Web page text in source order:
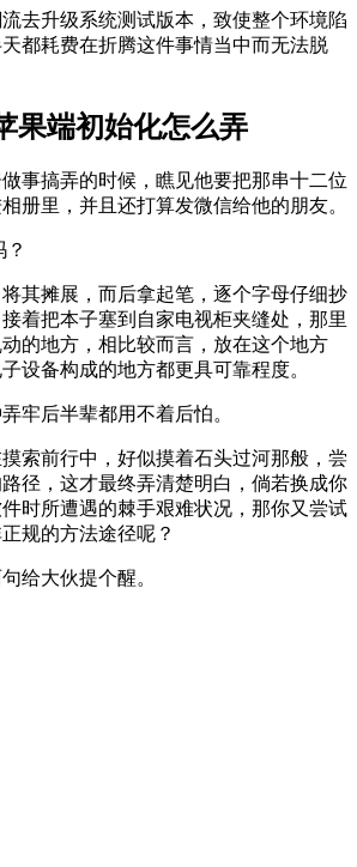
去升级系统测试版本，致使整个环境陷
都耗费在折腾这件事情当中而无法脱
果端初始化怎么弄
事搞弄的时候，瞧见他要把那串十二位
册里，并且还打算发微信给他的朋友。
？
其摊展，而后拿起笔，逐个字母仔细抄
着把本子塞到自家电视柜夹缝处，那里
的地方，相比较而言，放在这个地方
设备构成的地方都更具可靠程度。
牢后半辈都用不着后怕。
索前行中，好似摸着石头过河那般，尝
径，这才最终弄清楚明白，倘若换成你
时所遭遇的棘手艰难状况，那你又尝试
规的方法途径呢？
给大伙提个醒。